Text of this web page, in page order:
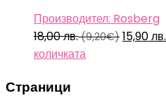
Производител: Rosberg
18,00лв.(9,20€) Original
15,90лв.
количката
Страници